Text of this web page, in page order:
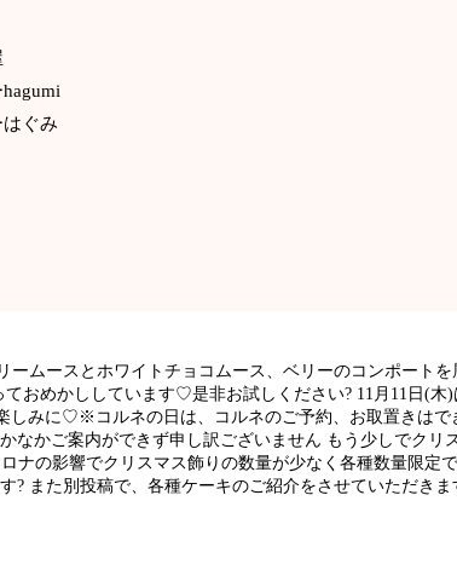
ぐみ
ムースとホワイトチョコムース、ベリーのコンポート
おめかししています♡是非お試しください? 11月11日(木)
みに♡※コルネの日は、コルネのご予約、お取置きはで
かご案内ができず申し訳ございません もう少しでクリ
ナの影響でクリスマス飾りの数量が少なく各種数量限定
また別投稿で、各種ケーキのご紹介をさせていただきま